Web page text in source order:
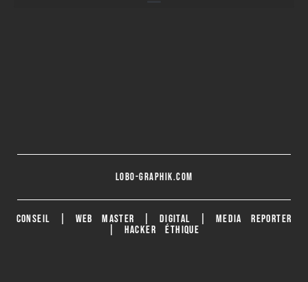
lobo-graphik.com
CONSEIL | WEB MASTER | DIGITAL | MEDIA REPORTER
| HACKER ÉTHIQUE